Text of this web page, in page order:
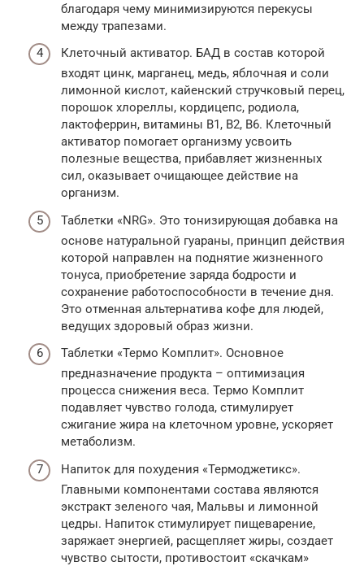
благодаря чему минимизируются перекусы
между трапезами.
Клеточный активатор. БАД в состав которой
входят цинк, марганец, медь, яблочная и соли
лимонной кислот, кайенский стручковый перец,
порошок хлореллы, кордицепс, родиола,
лактоферрин, витамины B1, B2, B6. Клеточный
активатор помогает организму усвоить
полезные вещества, прибавляет жизненных
сил, оказывает очищающее действие на
организм.
Таблетки «NRG». Это тонизирующая добавка на
основе натуральной гуараны, принцип действия
которой направлен на поднятие жизненного
тонуса, приобретение заряда бодрости и
сохранение работоспособности в течение дня.
Это отменная альтернатива кофе для людей,
ведущих здоровый образ жизни.
Таблетки «Термо Комплит». Основное
предназначение продукта – оптимизация
процесса снижения веса. Термо Комплит
подавляет чувство голода, стимулирует
сжигание жира на клеточном уровне, ускоряет
метаболизм.
Напиток для похудения «Термоджетикс».
Главными компонентами состава являются
экстракт зеленого чая, Мальвы и лимонной
цедры. Напиток стимулирует пищеварение,
заряжает энергией, расщепляет жиры, создает
чувство сытости, противостоит «скачкам»